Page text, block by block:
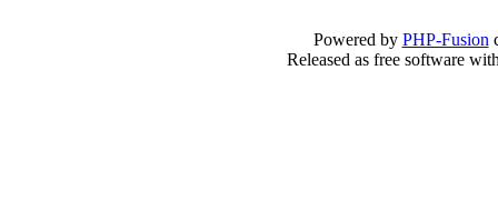
Powered by PHP-Fusion
Released as free software